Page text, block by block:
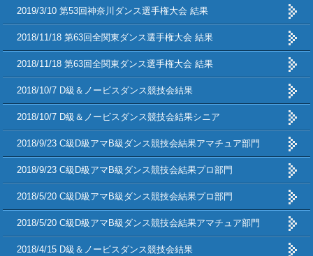
2019/3/10 第53回神奈川ダンス選手権大会 結果
2018/11/18 第63回全関東ダンス選手権大会 結果
2018/11/18 第63回全関東ダンス選手権大会 結果
2018/10/7 D級＆ノービスダンス競技会結果
2018/10/7 D級＆ノービスダンス競技会結果シニア
2018/9/23 C級D級アマB級ダンス競技会結果アマチュア部門
2018/9/23 C級D級アマB級ダンス競技会結果プロ部門
2018/5/20 C級D級アマB級ダンス競技会結果プロ部門
2018/5/20 C級D級アマB級ダンス競技会結果アマチュア部門
2018/4/15 D級＆ノービスダンス競技会結果